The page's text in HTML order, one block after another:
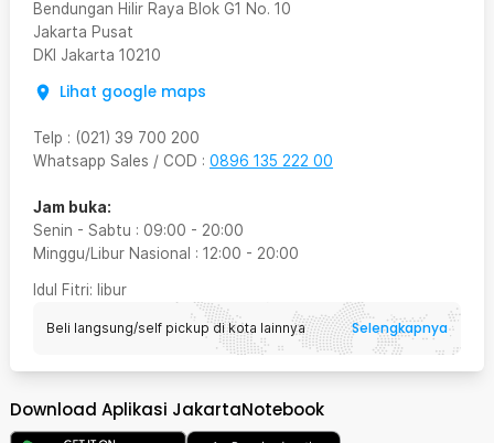
Bendungan Hilir Raya Blok G1 No. 10
Jakarta Pusat
DKI Jakarta 10210
Lihat google maps
Telp : (021) 39 700 200
Whatsapp Sales / COD : 0896 135 222 00
Jam buka:
Senin - Sabtu : 09:00 - 20:00
Minggu/Libur Nasional : 12:00 - 20:00
Idul Fitri: libur
Beli langsung/self pickup di kota lainnya Selengkapnya
Download Aplikasi JakartaNotebook